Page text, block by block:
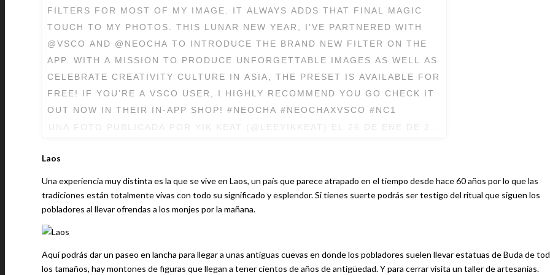
FILTERS FOR MOST OF MY IMAGE. IT ALWAYS ADDS THAT FINAL MAGIC
TOUCH TO MY PHOTOS. THIS LUNAR NEW YEAR, I’VE PARTNERED WITH
@VSCO AND @NEOCHA TO INTRODUCE THE BRAND NEW FILTER ON THE
APP. WITH A MISSION TO PRODUCE UNFORGETTABLE IMAGES AS WELL AS
CELEBRATE CREATIVITY CULTURE IN ASIA, THE PRESET IS AVAILABLE FOR
FREE! IF YOU’RE A VSCO USER, I HIGHLY RECOMMEND YOU GO CHECK IT
OUT NOW IN THEIR IN-APP SHOP! #NEOCHA #NEOCHAXVSCO #NC1
Laos
Una experiencia muy distinta es la que se vive en Laos, un país que parece atrapado en el tiempo desde hace 60 años por lo que las
tradiciones están totalmente vivas con todo su significado y esplendor. Si tienes suerte podrás ser testigo del ritual que siguen los
pobladores al llevar ofrendas a los monjes por la mañana.
Aquí podrás dar un paseo en lancha para llegar a unas antiguas cuevas en donde los pobladores suelen llevar estatuas de Buda de
los tamaños, hay montones de figuras que llegan a tener cientos de años de antigüedad. Y para cerrar visita un taller de artesanías.